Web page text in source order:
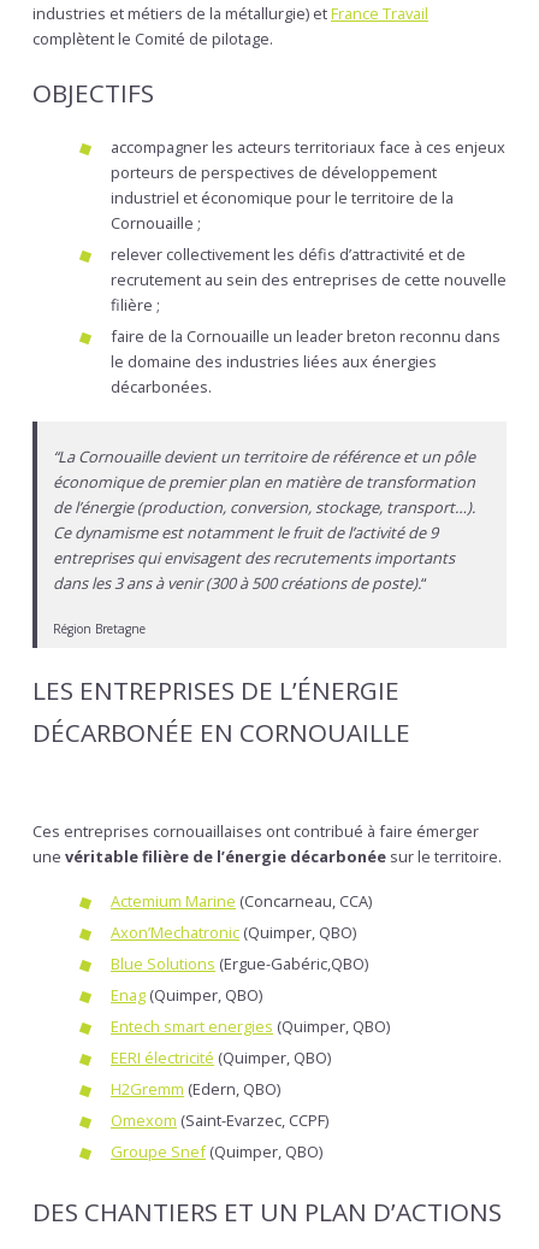
industries et métiers de la métallurgie) etFrance Travail
complètent le Comité de pilotage.
OBJECTIFS
accompagner les acteurs territoriaux face à ces enjeux
porteurs de perspectives de développement
industriel et économique pour le territoire de la
Cornouaille ;
relever collectivement les défis d’attractivité et de
recrutement au sein des entreprises de cette nouvelle
filière ;
faire de la Cornouaille un leader breton reconnu dans
le domaine des industries liées aux énergies
décarbonées.
“La Cornouaille devient un territoire de référence et un pôle
économique de premier plan en matière de transformation
de l’énergie (production, conversion, stockage, transport…).
Ce dynamisme est notamment le fruit de l’activité de 9
entreprises qui envisagent des recrutements importants
dans les 3 ans à venir (300 à 500 créations de poste).“
Région Bretagne
LES ENTREPRISES DE L’ÉNERGIE
DÉCARBONÉE EN CORNOUAILLE
Ces entreprises cornouaillaises ont contribué à faire émerger
une véritable filière de l’énergie décarbonée sur le territoire.
Actemium Marine (Concarneau, CCA)
Axon’Mechatronic (Quimper, QBO)
Blue Solutions (Ergue-Gabéric,QBO)
Enag (Quimper, QBO)
Entech smart energies (Quimper, QBO)
EERI électricité (Quimper, QBO)
H2Gremm (Edern, QBO)
Omexom (Saint-Evarzec, CCPF)
Groupe Snef(Quimper, QBO)
DES CHANTIERS ET UN PLAN D’ACTIONS